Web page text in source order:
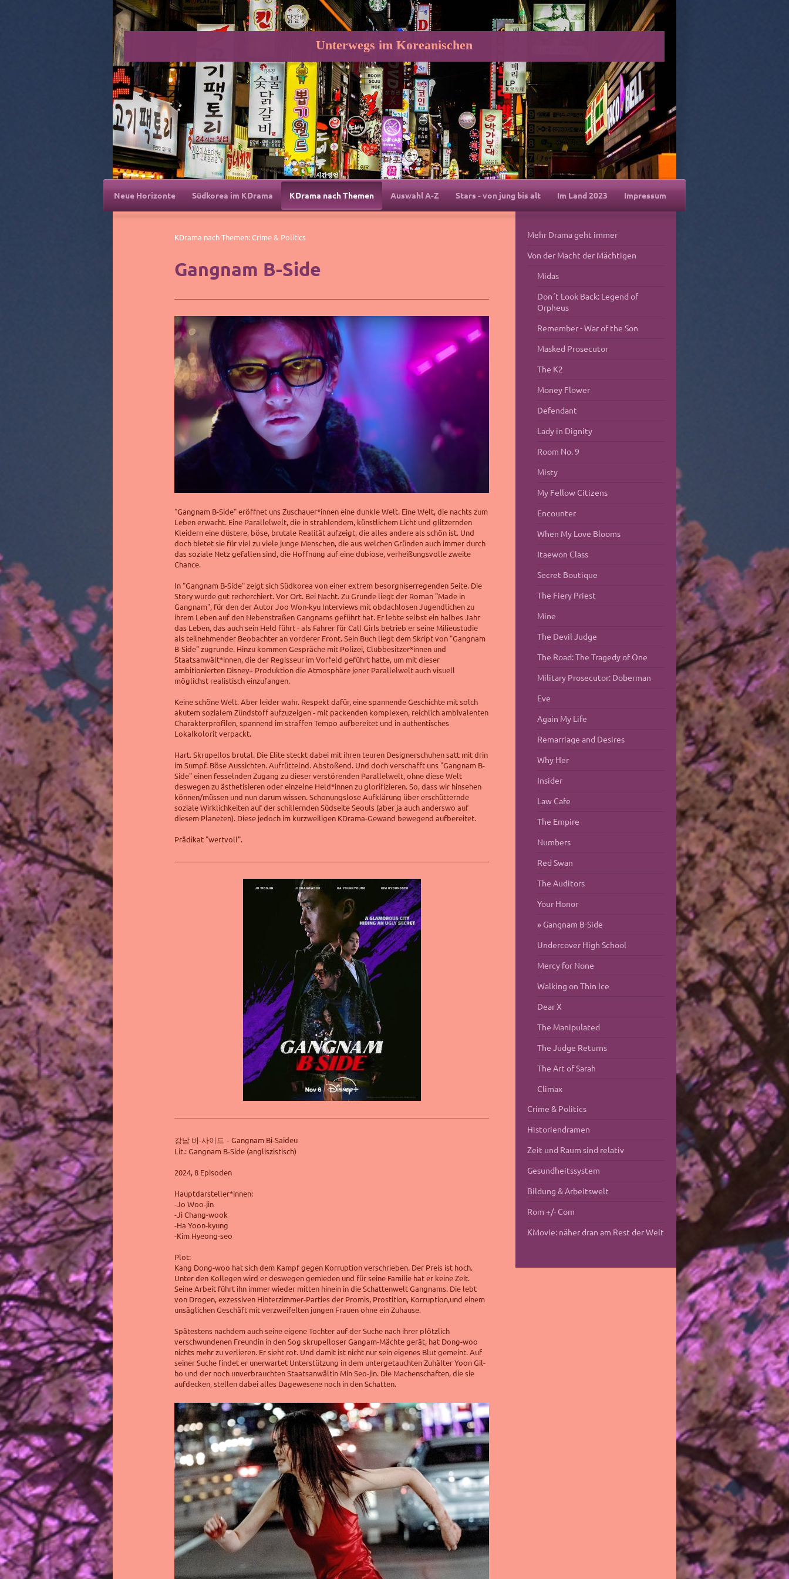
Unterwegs im Koreanischen
Neue Horizonte Südkorea im KDrama KDrama nach Themen Auswahl A-Z Stars - von jung bis alt Im Land 2023 Impressum
KDrama nach Themen: Crime & Politics
Gangnam B-Side
"Gangnam B-Side" eröffnet uns Zuschauer*innen eine dunkle Welt. Eine Welt, die nachts zum
Leben erwacht. Eine Parallelwelt, die in strahlendem, künstlichem Licht und glitzernden
Kleidern eine düstere, böse, brutale Realität aufzeigt, die alles andere als schön ist. Und
doch bietet sie für viel zu viele junge Menschen, die aus welchen Gründen auch immer durch
das soziale Netz gefallen sind, die Hoffnung auf eine dubiose,verheißungsvolle zweite
Chance.
In "Gangnam B-Side" zeigt sich Südkorea von einer extrem besorgniserregenden Seite. Die
Story wurde gut recherchiert. Vor Ort. Bei Nacht. Zu Grunde liegt der Roman "Made in
Gangnam", für den der Autor Joo Won-kyu Interviews mit obdachlosen Jugendlichen zu
ihrem Leben auf den Nebenstraßen Gangnams geführt hat. Er lebte selbst ein halbes Jahr
das Leben, das auch sein Held führt - als Fahrer für Call Girls betrieb er seine Milieustudie
als teilnehmender Beobachter an vorderer Front. Sein Buch liegt dem Skript von "Gangnam
B-Side" zugrunde. Hinzu kommen Gespräche mit Polizei, Clubbesitzer*innen und
Staatsanwält*innen, die der Regisseur im Vorfeld geführt hatte, um mit dieser
ambitionierten Disney+ Produktion die Atmosphäre jener Parallelwelt auch visuell
möglichst realistisch einzufangen.
Keine schöne Welt. Aber leider wahr. Respekt dafür, eine spannende Geschichte mit solch
akutem sozialem Zündstoff aufzuzeigen - mit packenden komplexen, reichlich ambivalenten
Charakterprofilen, spannend im straffen Tempo aufbereitet und in authentisches
Lokalkolorit verpackt.
Hart. Skrupellos brutal. Die Elite steckt dabei mit ihren teuren Designerschuhen satt mit drin
im Sumpf. Böse Aussichten.Aufrüttelnd. Abstoßend. Und doch verschafft uns "Gangnam B-
Side" einen fesselnden Zugang zu dieser verstörenden Parallelwelt, ohne diese Welt
deswegen zu ästhetisieren oder einzelne Held*innen zu glorifizieren. So, dass wir hinsehen
können/müssen und nun darum wissen. Schonungslose Aufklärung über erschütternde
soziale Wirklichkeiten auf der schillernden Südseite Seouls (aber ja auch anderswo auf
diesem Planeten). Diese jedoch im kurzweiligen KDrama-Gewand bewegend aufbereitet.
Prädikat "wertvoll".
강남 비-사이드 - Gangnam Bi-Saideu
Lit.: Gangnam B-Side (angliszistisch)
2024, 8 Episoden
Hauptdarsteller*innen:
-Jo Woo-jin
-Ji Chang-wook
-Ha Yoon-kyung
-Kim Hyeong-seo
Plot:
Kang Dong-woo hat sich dem Kampf gegen Korruption verschrieben. Der Preis ist hoch.
Unter den Kollegen wird er deswegen gemieden und für seine Familie hat er keine Zeit.
Seine Arbeit führt ihn immer wieder mitten hinein in die Schattenwelt Gangnams. Die lebt
von Drogen, exzessiven Hinterzimmer-Parties der Promis, Prostition, Korruption,und einem
unsäglichen Geschäft mit verzweifelten jungen Frauen ohne ein Zuhause.
Spätestens nachdem auch seine eigene Tochter auf der Suche nach ihrer plötzlich
verschwundenen Freundin in den Sog skrupelloser Gangam-Mächte gerät, hat Dong-woo
nichts mehr zu verlieren. Er sieht rot. Und damit ist nicht nur sein eigenes Blut gemeint. Auf
seiner Suche findet er unerwartet Unterstützung in dem untergetauchten Zuhälter Yoon Gil-
ho und der noch unverbrauchten Staatsanwältin Min Seo-jin. Die Machenschaften, die sie
aufdecken, stellen dabei alles Dagewesene noch in den Schatten.
Mehr Drama geht immer
Von der Macht der Mächtigen
Midas
Don´t Look Back: Legend of
Orpheus
Remember - War of the Son
Masked Prosecutor
The K2
Money Flower
Defendant
Lady in Dignity
Room No. 9
Misty
My Fellow Citizens
Encounter
When My Love Blooms
Itaewon Class
Secret Boutique
The Fiery Priest
Mine
The Devil Judge
The Road: The Tragedy of One
Military Prosecutor: Doberman
Eve
Again My Life
Remarriage and Desires
Why Her
Insider
Law Cafe
The Empire
Numbers
Red Swan
The Auditors
Your Honor
Gangnam B-Side
Undercover High School
Mercy for None
Walking on Thin Ice
Dear X
The Manipulated
The Judge Returns
The Art of Sarah
Climax
Crime & Politics
Historiendramen
Zeit und Raum sind relativ
Gesundheitssystem
Bildung & Arbeitswelt
Rom +/- Com
KMovie: näher dran am Rest der Welt